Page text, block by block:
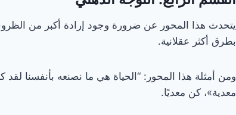
يتحدث هذا المحور عن ضرورة وجود إرادة أكبر من
بطرق أكثر عقلانية.
ومن أمثلة هذا المحور: “الحياة هي ما نصنعه بأنفسنا
معدية»، كن معديًا.